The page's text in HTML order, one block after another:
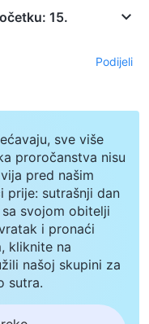
15.
Podijeli
sve više
proročanstva nisu
pred našim
prije: sutrašnji dan
svojom obitelji
i pronaći
kliknite na
našoj skupini za
sutra.